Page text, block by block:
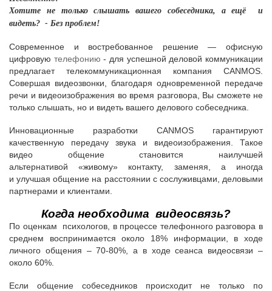
Хотите не только слышать вашего собеседника, а ещё и
видеть? - Без проблем!
Современное и востребованное решение — офисную
цифровую телефонию - для успешной деловой коммуникации
предлагает телекоммуникационная компания CANMOS.
Совершая видеозвонки, благодаря одновременной передаче
речи и видеоизображения во время разговора, Вы сможете не
только слышать, но и видеть вашего делового собеседника.
Инновационные разработки CANMOS гарантируют
качественную передачу звука и видеоизображения. Такое
видео общение становится наилучшей
альтернативой «живому» контакту, заменяя, а иногда
и улучшая общение на расстоянии с сослуживцами, деловыми
партнерами и клиентами.
Когда необходима видеосвязь?
По оценкам психологов, в процессе телефонного разговора в
среднем воспринимается около 18% информации, в ходе
личного общения – 70-80%, а в ходе сеанса видеосвязи –
около 60%.
Если общение собеседников происходит не только по